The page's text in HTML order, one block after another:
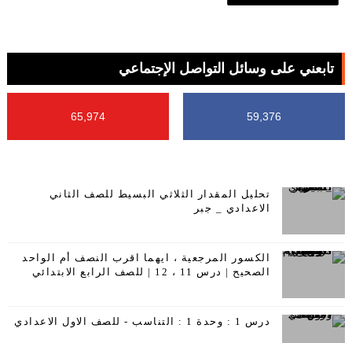
تابعني على وسائل التواصل الإجتماعي
59,376
65,974
تحليل المقدار الثلاثي البسيط للصف الثاني
الاعدادي _ جبر
الكسور المرجعية ، ايهما اقرب النصف أم الواحد
الصحيح | درس 11 ، 12 | للصف الرابع الابتدائي
درس 1 : وحدة 1 : التناسب - للصف الاول الاعدادي